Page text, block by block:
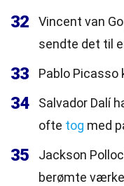
32
Vincent van
sendte det til
33 Pablo Picasso
34
Salvador Dalí
ofte tog med
35
Jackson
berømte